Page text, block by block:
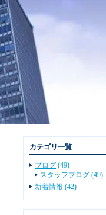
カテゴリ一覧
ブログ (49)
スタッフブログ (49)
新着情報 (42)